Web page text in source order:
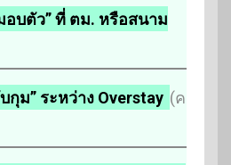
อบตัว” ที่ ตม. หรือสนาม
กุม” ระหว่าง Overstay (ค